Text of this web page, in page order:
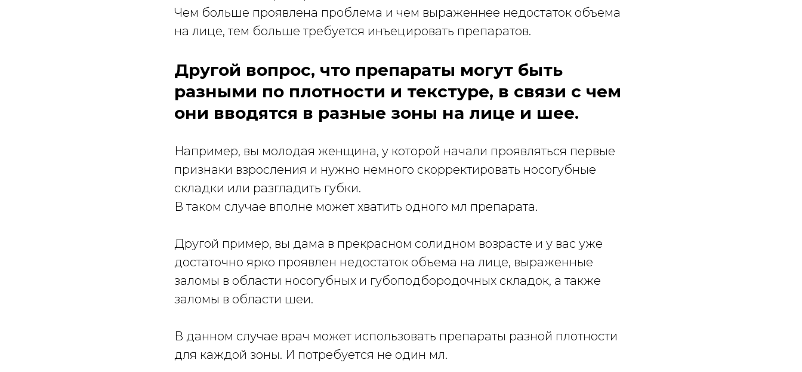
Чем больше проявлена проблема и чем выраженнее недостаток объема
на лице, тем больше требуется инъецировать препаратов.
Другой вопрос, что препараты могут быть
разными по плотности и текстуре, в связи с чем
они вводятся в разные зоны на лице и шее.
Например, вы молодая женщина, у которой начали проявляться первые
признаки взросления и нужно немного скорректировать носогубные
складки или разгладить губки.
В таком случае вполне может хватить одного мл препарата.
Другой пример, вы дама в прекрасном солидном возрасте и у вас уже
достаточно ярко проявлен недостаток объема на лице, выраженные
заломы в области носогубных и губоподбородочных складок, а также
заломы в области шеи.
В данном случае врач может использовать препараты разной плотности
для каждой зоны. И потребуется не один мл.